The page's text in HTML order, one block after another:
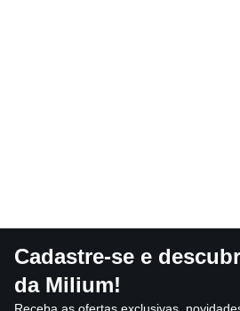
Cadastre-se e
da Milium!